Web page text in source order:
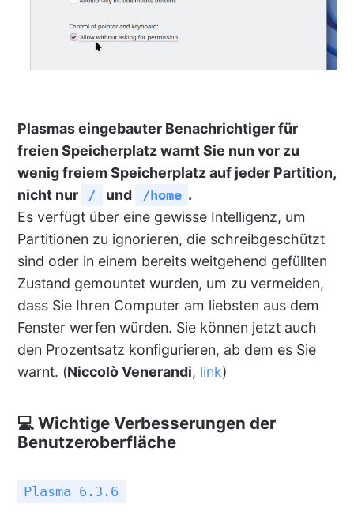
Plasmas eingebauter Benachrichtiger für
freien Speicherplatz warnt Sie nun vor zu
wenig freiem Speicherplatz auf jeder Partition,
nicht nur
/ und /home .
Es verfügt über eine gewisse Intelligenz, um
Partitionen zu ignorieren, die schreibgeschützt
sind oder in einem bereits weitgehend gefüllten
Zustand gemountet wurden, um zu vermeiden,
dass Sie Ihren Computer am liebsten aus dem
Fenster werfen würden. Sie können jetzt auch
den Prozentsatz konfigurieren, ab dem es Sie
warnt. (Niccolò Venerandi, link)
💻 Wichtige Verbesserungen der
Benutzeroberfläche
Plasma 6.3.6